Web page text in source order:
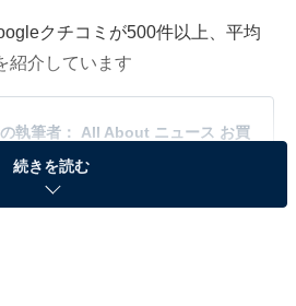
クチコミが500件以上、平均
紹介しています
執筆者：
All About ニュース お買
れ筋ランキングまで、毎日のお買いも
続きを読む